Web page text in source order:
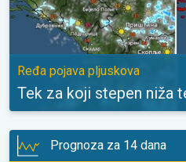
Ređa pojava pljuskova
Tek za koji stepen niža
Prognoza za 14 dana